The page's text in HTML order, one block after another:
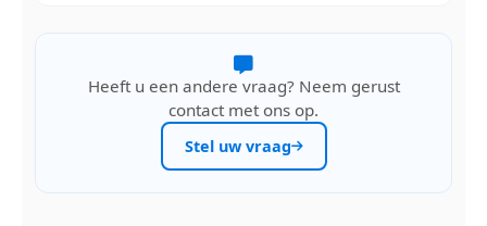
Heeft u een andere vraag? Neem gerust
contact met ons op.
Stel uw vraag